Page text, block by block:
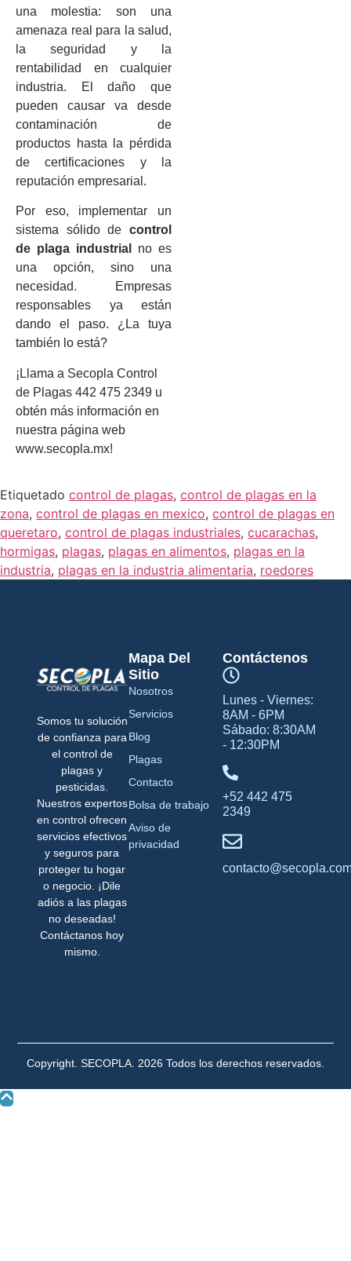
una molestia: son una
amenaza real para la salud,
la seguridad y la
rentabilidad en cualquier
industria. El daño que
pueden causar va desde
contaminación de
productos hasta la pérdida
de certificaciones y la
reputación empresarial.
Por eso, implementar un
sistema sólido decontrol
de plaga industrial
no es
una opción, sino una
necesidad. Empresas
responsables ya están
dando el paso. ¿La tuya
también lo está?
¡Llama a Secopla Control
de Plagas 442 475 2349 u
obtén más información en
nuestra página web
www.secopla.mx!
Etiquetado control de plagas, control de plagas en la
zona, control de plagas en mexico, control de plagas en
queretaro, control de plagas industriales, cucarachas,
hormigas, plagas, plagas en alimentos, plagas en la
industria, plagas en la industria alimentaria, roedores
Somos tu solución
de confianza para
el control de
plagas y
pesticidas.
Nuestros expertos
en control ofrecen
servicios efectivos
y seguros para
proteger tu hogar
o negocio. ¡Dile
adiós a las plagas
no deseadas!
Contáctanos hoy
mismo.
Contáctenos
Lunes - Viernes:
8AM - 6PM
Sábado: 8:30AM
- 12:30PM
+52 442 475
2349
Mapa Del
Sitio
Nosotros
Servicios
Blog
Plagas
Contacto
Bolsa de trabajo
Aviso de
privacidad
Copyright. SECOPLA. 2026 Todos los derechos reservados.